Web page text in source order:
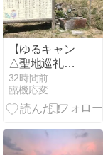
【ゆるキャン
△聖地巡礼】
リアルなヨシ
ヤーの湯と閉
館中の増富温
の村経由ドラ
イブレポ
32時間前
臨機応変